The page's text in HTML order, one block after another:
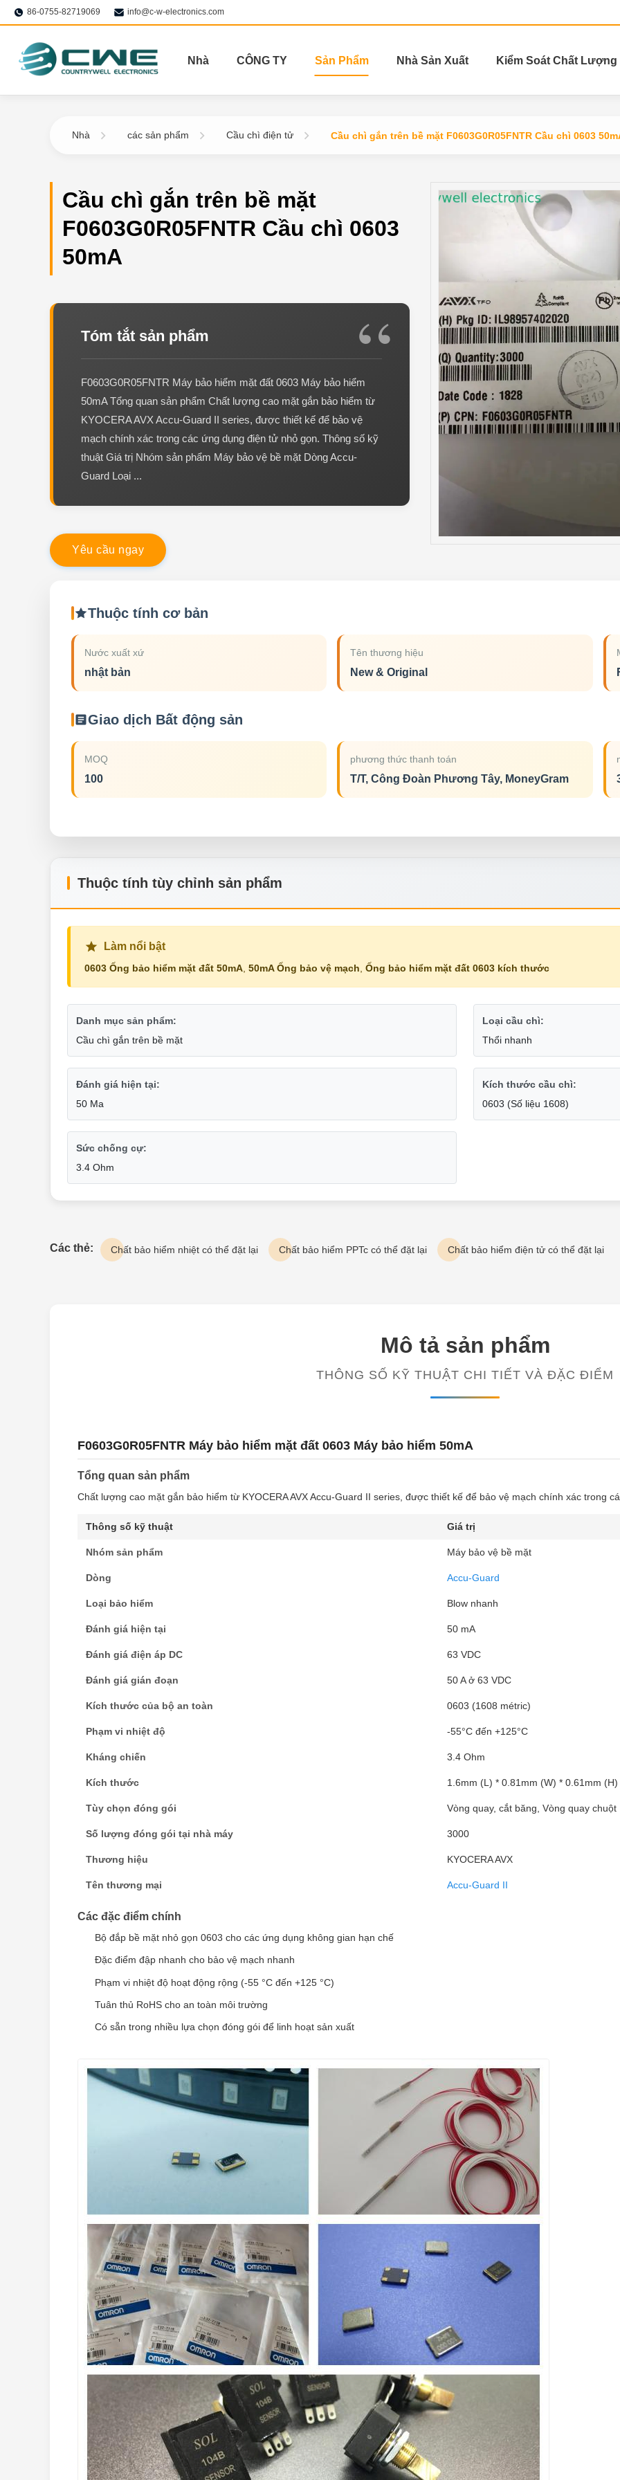
86-0755-82719069 info@c-w-electronics.com
Nhà CÔNG TY Sản Phẩm Nhà Sản Xuất Kiểm Soát Chất Lượng
Nhà các sản phẩm Cầu chì điện tử Cầu chì gắn trên bề mặt F0603G0R05FNTR Cầu chì 0603
Cầu chì gắn trên bề mặt
F0603G0R05FNTR Cầu chì 0603
50mA
Tóm tắt sản phẩm
F0603G0R05FNTR Máy bảo hiểm mặt đất 0603 Máy bảo hiểm
50mA Tổng quan sản phẩm Chất lượng cao mặt gắn bảo hiểm từ
KYOCERA AVX Accu-Guard II series, được thiết kế để bảo vệ
mạch chính xác trong các ứng dụng điện tử nhỏ gọn. Thông số kỹ
thuật Giá trị Nhóm sản phẩm Máy bảo vệ bề mặt Dòng Accu-
Guard Loại ...
Yêu cầu ngay
Thuộc tính cơ bản
Nước xuất xứ
nhật bản
Tên thương hiệu
New & Original
Giao dịch Bất động sản
MOQ
100
phương thức thanh toán
T/T, Công Đoàn Phương Tây, MoneyGram
Thuộc tính tùy chỉnh sản phẩm
Làm nổi bật
0603 Ống bảo hiểm mặt đất 50mA, 50mA Ống bảo vệ mạch, Ống bảo hiểm mặt đất 0603 kích thước
Danh mục sản phẩm:
Cầu chì gắn trên bề mặt
Loại cầu chì:
Thổi nhanh
Đánh giá hiện tại:
50 Ma
Kích thước cầu chì:
0603 (Số liệu 1608)
Sức chống cự:
3.4 Ohm
Các thẻ: Chất bảo hiểm nhiệt có thể đặt lại Chất bảo hiểm PPTc có thể đặt lại Chất bảo hiểm điện tử có thể đặt lại
Mô tả sản phẩm
THÔNG SỐ KỸ THUẬT CHI TIẾT VÀ ĐẶC ĐIỂM
F0603G0R05FNTR Máy bảo hiểm mặt đất 0603 Máy bảo hiểm 50mA
Tổng quan sản phẩm
Chất lượng cao mặt gắn bảo hiểm từ KYOCERA AVX Accu-Guard II series, được thiết kế để bảo vệ mạch chính xác trong
Thông số kỹ thuật Giá trị
Nhóm sản phẩm Máy bảo vệ bề mặt
Dòng Accu-Guard
Loại bảo hiểm Blow nhanh
Đánh giá hiện tại 50 mA
Đánh giá điện áp DC 63 VDC
Đánh giá gián đoạn 50 A ở 63 VDC
Kích thước của bộ an toàn 0603 (1608 métric)
Phạm vi nhiệt độ -55°C đến +125°C
Kháng chiến 3.4 Ohm
Kích thước 1.6mm (L) * 0.81mm (W) * 0.61mm (H)
Tùy chọn đóng gói Vòng quay, cắt băng, Vòng quay chuột
Số lượng đóng gói tại nhà máy 3000
Thương hiệu KYOCERA AVX
Tên thương mại Accu-Guard II
Các đặc điểm chính
Bộ đắp bề mặt nhỏ gọn 0603 cho các ứng dụng không gian hạn chế
Đặc điểm đập nhanh cho bảo vệ mạch nhanh
Phạm vi nhiệt độ hoạt động rộng (-55 °C đến +125 °C)
Tuân thủ RoHS cho an toàn môi trường
Có sẵn trong nhiều lựa chọn đóng gói để linh hoạt sản xuất